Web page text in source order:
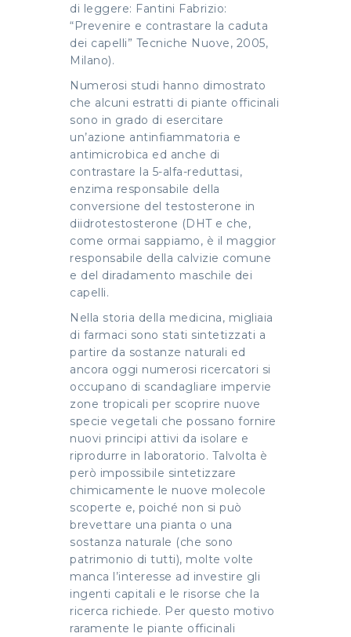
di leggere: Fantini Fabrizio:
“Prevenire e contrastare la caduta
dei capelli” Tecniche Nuove, 2005,
Milano).
Numerosi studi hanno dimostrato
che alcuni estratti di piante officinali
sono in grado di esercitare
un’azione antinfiammatoria e
antimicrobica ed anche di
contrastare la 5-alfa-reduttasi,
enzima responsabile della
conversione del testosterone in
diidrotestosterone (DHT e che,
come ormai sappiamo, è il maggior
responsabile della calvizie comune
e del diradamento maschile dei
capelli.
Nella storia della medicina, migliaia
di farmaci sono stati sintetizzati a
partire da sostanze naturali ed
ancora oggi numerosi ricercatori si
occupano di scandagliare impervie
zone tropicali per scoprire nuove
specie vegetali che possano fornire
nuovi principi attivi da isolare e
riprodurre in laboratorio. Talvolta è
però impossibile sintetizzare
chimicamente le nuove molecole
scoperte e, poiché non si può
brevettare una pianta o una
sostanza naturale (che sono
patrimonio di tutti), molte volte
manca l’interesse ad investire gli
ingenti capitali e le risorse che la
ricerca richiede. Per questo motivo
raramente le piante officinali